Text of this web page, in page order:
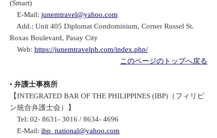
(Smart)
E-Mail: junemtravel@yahoo.com
Add.: Unit 405 Diplomat Condominium, Corner Russel St.
Roxas Boulevard, Pasay City
Web: https://junemtravelph.com/index.php/
このページのトップへ戻る
• 弁護士事務所
【INTEGRATED BAR OF THE PHILIPPINES (IBP)（フィリピ
ン統合弁護士会）】
Tel: 02- 8631- 3016 / 8634- 4696
E-Mail: ibp_national@yahoo.com